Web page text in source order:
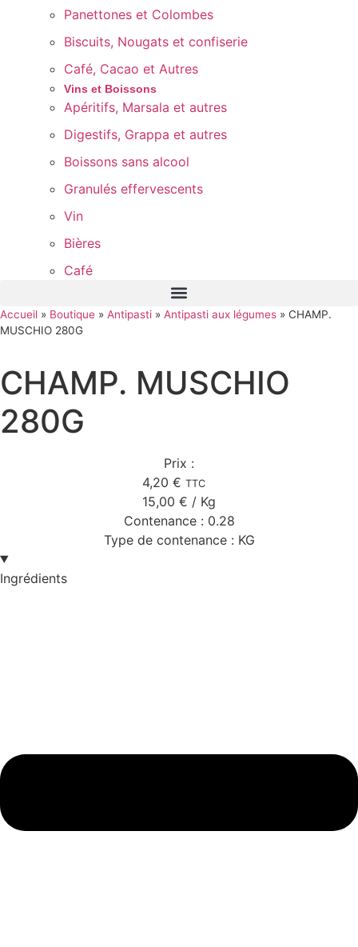
Panettones et Colombes
Biscuits, Nougats et confiserie
Café, Cacao et Autres
Vins et Boissons
Apéritifs, Marsala et autres
Digestifs, Grappa et autres
Boissons sans alcool
Granulés effervescents
Vin
Bières
Café
Accueil » Boutique » Antipasti » Antipasti aux légumes » CHAMP.
MUSCHIO 280G
CHAMP. MUSCHIO
280G
Prix :
4,20 € TTC
15,00 € / Kg
Contenance : 0.28
Type de contenance : KG
Ingrédients